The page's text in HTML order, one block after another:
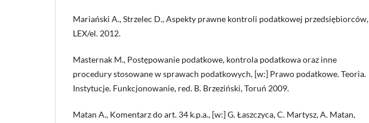
Mariański A., Strzelec D., Aspekty prawne kontroli podatkowej przedsiębiorców,
LEX/el. 2012.
Masternak M., Postępowanie podatkowe, kontrola podatkowa oraz inne
procedury stosowane w sprawach podatkowych, [w:] Prawo podatkowe. Teoria.
Instytucje. Funkcjonowanie, red. B. Brzeziński, Toruń 2009.
Matan A., Komentarz do art. 34 k.p.a., [w:] G. Łaszczyca, C. Martysz, A. Matan,